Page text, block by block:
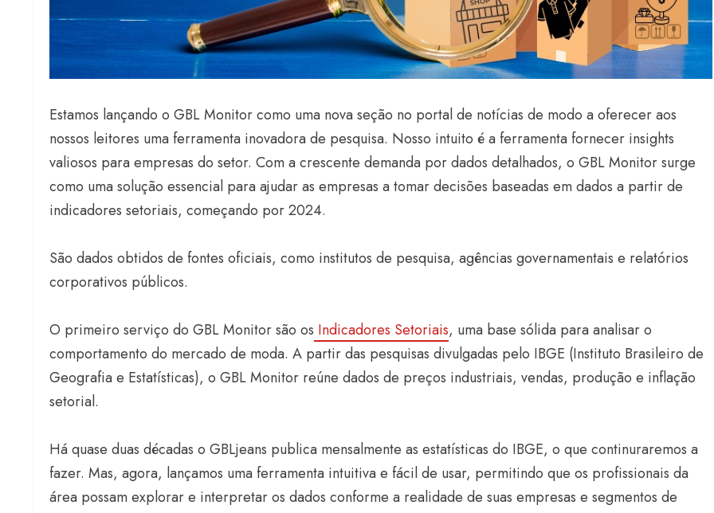
Estamos lançando o GBL Monitor como uma nova seção no portal de notícias de modo a oferecer aos
nossos leitores uma ferramenta inovadora de pesquisa. Nosso intuito é a ferramenta fornecer insights
valiosos para empresas do setor. Com a crescente demanda por dados detalhados, o GBL Monitor surge
como uma solução essencial para ajudar as empresas a tomar decisões baseadas em dados a partir de
indicadores setoriais, começando por 2024.
São dados obtidos de fontes oficiais, como institutos de pesquisa, agências governamentais e relatórios
corporativos públicos.
O primeiro serviço do GBL Monitor são os Indicadores Setoriais, uma base sólida para analisar o
comportamento do mercado de moda. A partir das pesquisas divulgadas pelo IBGE (Instituto Brasileiro de
Geografia e Estatísticas), o GBL Monitor reúne dados de preços industriais, vendas, produção e inflação
setorial.
Há quase duas décadas o GBLjeans publica mensalmente as estatísticas do IBGE, o que continuraremos a
fazer. Mas, agora, lançamos uma ferramenta intuitiva e fácil de usar, permitindo que os profissionais da
área possam explorar e interpretar os dados conforme a realidade de suas empresas e segmentos de
Estilo
Radiant Earth será a cor do